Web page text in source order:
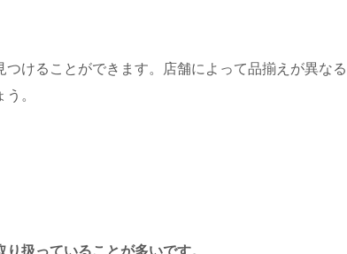
けることができます。店舗によって品揃えが異なる
。
扱っていることが多いです。